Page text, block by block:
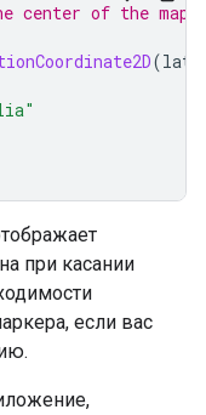
center of the map.
(
при касании
если вас